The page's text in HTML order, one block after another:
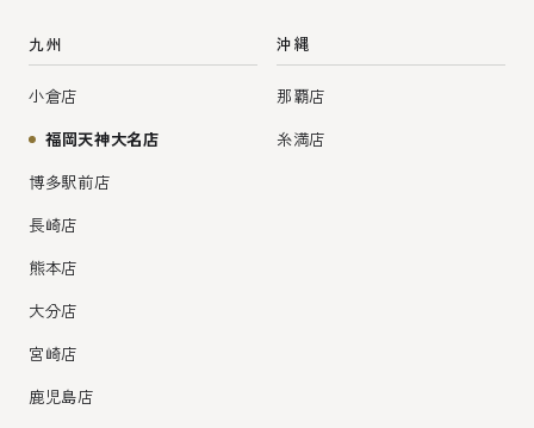
九州
小倉店
福岡天神大名店
博多駅前店
長崎店
熊本店
大分店
宮崎店
鹿児島店
沖縄
那覇店
糸満店